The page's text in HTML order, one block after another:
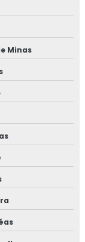
com base
2020
da norma
Minas